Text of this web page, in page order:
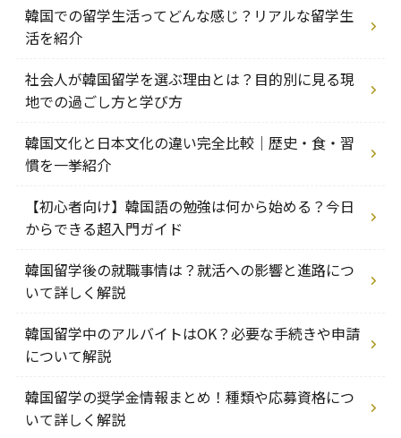
韓国での留学生活ってどんな感じ？リアルな留学生
活を紹介
社会人が韓国留学を選ぶ理由とは？目的別に見る現
地での過ごし方と学び方
韓国文化と日本文化の違い完全比較｜歴史・食・習
慣を一挙紹介
【初心者向け】韓国語の勉強は何から始める？今日
からできる超入門ガイド
韓国留学後の就職事情は？就活への影響と進路につ
いて詳しく解説
韓国留学中のアルバイトはOK？必要な手続きや申請
について解説
韓国留学の奨学金情報まとめ！種類や応募資格につ
いて詳しく解説